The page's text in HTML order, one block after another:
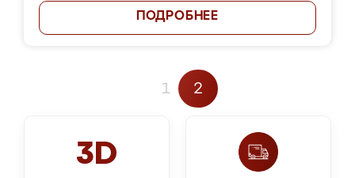
ПОДРОБНЕЕ
1 2
3D